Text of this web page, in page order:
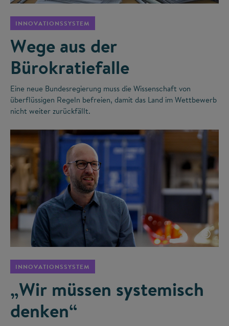
INNOVATIONSSYSTEM
Wege aus der
Bürokratiefalle
Eine neue Bundesregierung muss die Wissenschaft von
überflüssigen Regeln befreien, damit das Land im Wettbewerb
nicht weiter zurückfällt.
©
INNOVATIONSSYSTEM
„Wir müssen systemisch
denken“